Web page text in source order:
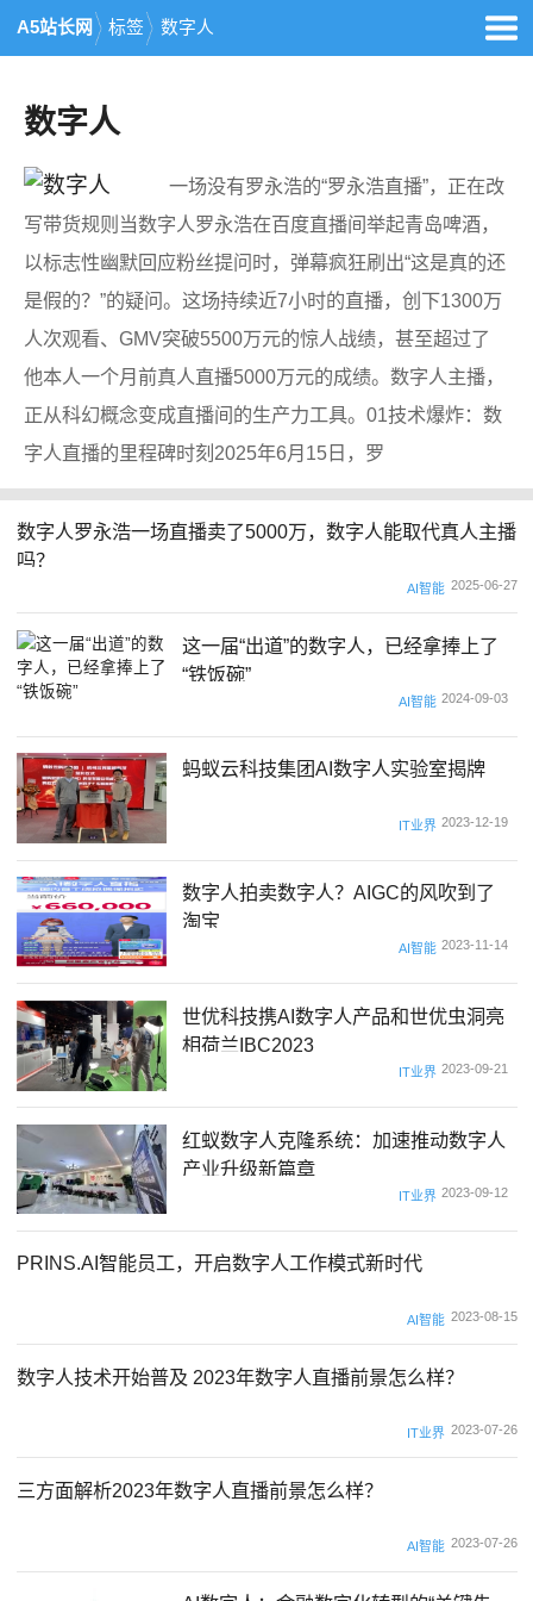
A5站长网 标签 数字人
数字人
一场没有罗永浩的“罗永浩直播”，正在改
写带货规则当数字人罗永浩在百度直播间举起青岛啤酒，
以标志性幽默回应粉丝提问时，弹幕疯狂刷出“这是真的还
是假的？”的疑问。这场持续近7小时的直播，创下1300万
人次观看、GMV突破5500万元的惊人战绩，甚至超过了
他本人一个月前真人直播5000万元的成绩。数字人主播，
正从科幻概念变成直播间的生产力工具。01技术爆炸：数
字人直播的里程碑时刻2025年6月15日，罗
数字人罗永浩一场直播卖了5000万，数字人能取代真人主播
吗？
AI智能 2025-06-27
这一届“出道”的数字人，已经拿捧上了
“铁饭碗”
AI智能 2024-09-03
蚂蚁云科技集团AI数字人实验室揭牌
IT业界 2023-12-19
数字人拍卖数字人？AIGC的风吹到了
淘宝
AI智能 2023-11-14
世优科技携AI数字人产品和世优虫洞亮
相荷兰IBC2023
IT业界 2023-09-21
红蚁数字人克隆系统：加速推动数字人
产业升级新篇章
IT业界 2023-09-12
PRINS.AI智能员工，开启数字人工作模式新时代
AI智能 2023-08-15
数字人技术开始普及 2023年数字人直播前景怎么样？
IT业界 2023-07-26
三方面解析2023年数字人直播前景怎么样？
AI智能 2023-07-26